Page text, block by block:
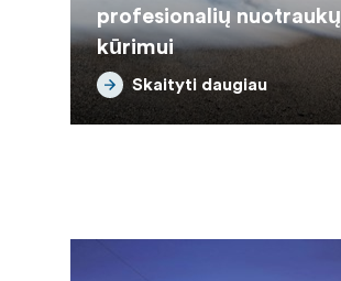
profesionalių nuotraukų
kūrimui
Skaityti daugiau